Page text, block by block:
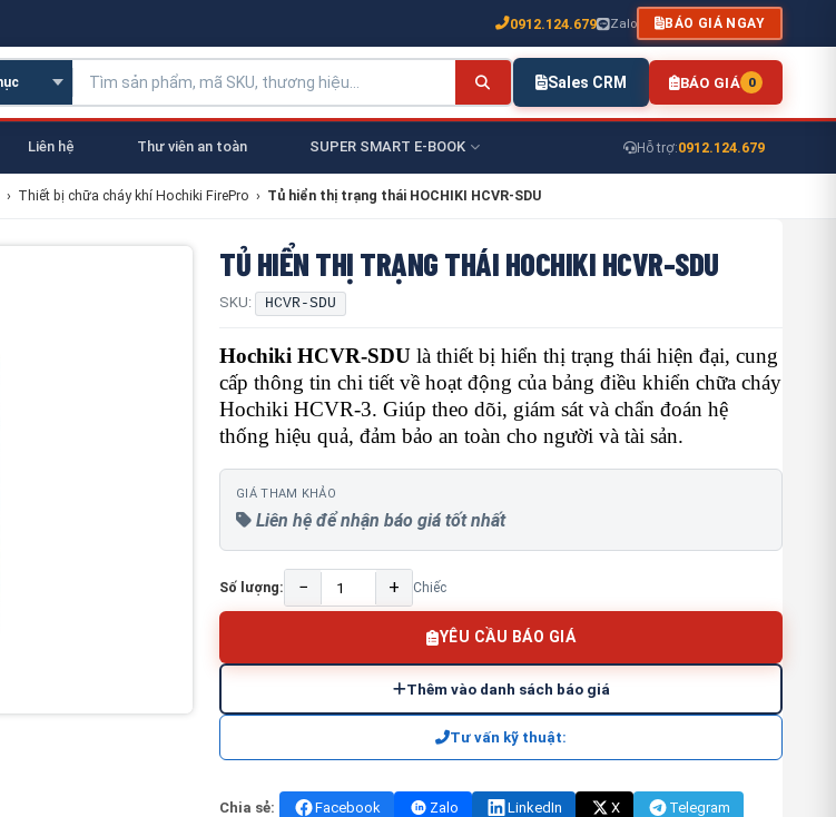
0912.124.679 Zalo BÁO GIÁ NGAY
Sales CRM BÁO GIÁ 0
Liên hệ Thư viên an toàn SUPER SMART E-BOOK Hỗ trợ:0912.124.679
› Thiết bị chữa cháy khí Hochiki FirePro › Tủ hiển thị trạng thái HOCHIKI HCVR-SDU
TỦ HIỂN THỊ TRẠNG THÁI HOCHIKI HCVR-SDU
SKU: HCVR-SDU
Hochiki HCVR-SDU là thiết bị hiển thị trạng thái hiện đại, cung
cấp thông tin chi tiết về hoạt động của bảng điều khiển chữa cháy
Hochiki HCVR-3. Giúp theo dõi, giám sát và chẩn đoán hệ
thống hiệu quả, đảm bảo an toàn cho người và tài sản.
GIÁ THAM KHẢO
Liên hệ để nhận báo giá tốt nhất
Số lượng: − + Chiếc
YÊU CẦU BÁO GIÁ
Thêm vào danh sách báo giá
Tư vấn kỹ thuật:
Chia sẻ: Facebook Zalo LinkedIn X Telegram